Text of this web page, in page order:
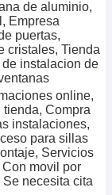
de aluminio,
Empresa
puertas,
cristales, Tienda
instalacion de
online,
Compra
instalaciones,
para sillas
Servicios
movil por
Se necesita cita